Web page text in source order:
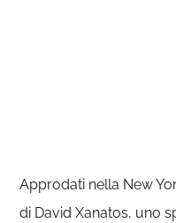
Approdati nella New
di David Xanatos, uno